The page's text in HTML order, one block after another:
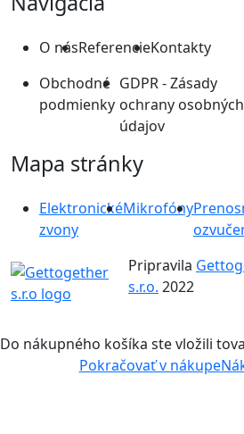
O násReferencieKontakty
Obchodné
podmienky
GDPR - Zásady
ochrany osobných
údajov
Mapa stránky
Elektronické
zvony
Mikrofóny
Pripravila
s.r.o. 2022
Do nákupného košíka ste vložili
Pokračovať v nákupe